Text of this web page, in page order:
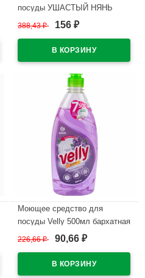
посуды УШАСТЫЙ НЯНЬ
500мл Ромашка
388,43₽ 156 ₽
Моющее средство для
посуды Velly 500мл бархатная
фиалка Grass арт.125383
226,66₽ 90,66 ₽